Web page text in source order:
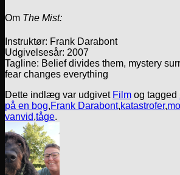
Om The Mist:
Instruktør: Frank Darabont
Udgivelsesår: 2007
Tagline: Belief divides them, mystery
fear changes everything
Dette indlæg var udgivet Film og tagged
på en bog,Frank Darabont,katastrofer,
vanvid,tåge.